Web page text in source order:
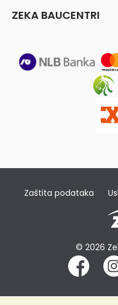
ZEKA BAUCENTRI
Zaštita podataka
© 2026